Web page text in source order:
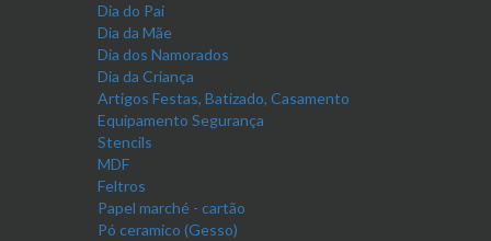
Dia do Pai
Dia da Mãe
Dia dos Namorados
Dia da Criança
Artigos Festas, Batizado, Casamento
Equipamento Segurança
Stencils
MDF
Feltros
Papel marché - cartão
Pó ceramico (Gesso)